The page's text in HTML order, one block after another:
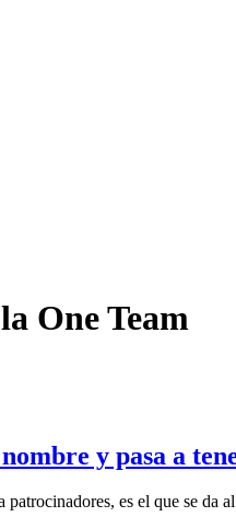
One Team
y pasa a
es el que se da